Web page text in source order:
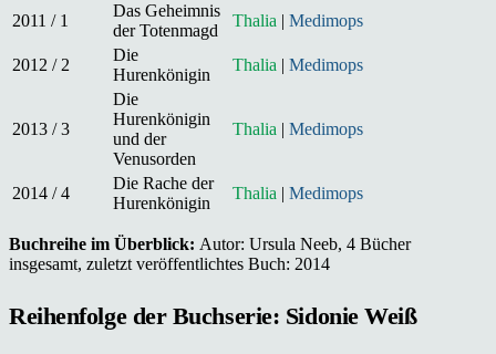
2011 / 1
Das Geheimnis
der Totenmagd
Thalia | Medimops
2012 / 2
Die
Hurenkönigin
Thalia | Medimops
2013 / 3
Die
Hurenkönigin
und der
Venusorden
Thalia | Medimops
2014 / 4
Die Rache der
Hurenkönigin
Thalia | Medimops
Buchreihe im Überblick: Autor: Ursula Neeb, 4 Bücher
insgesamt, zuletzt veröffentlichtes Buch: 2014
Reihenfolge der Buchserie: Sidonie Weiß